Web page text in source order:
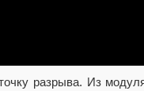
разрыва. Из